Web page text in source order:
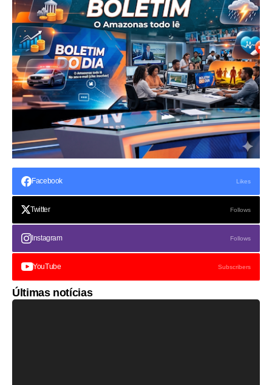
Facebook Likes
Twitter Follows
Instagram Follows
YouTube Subscribers
Últimas notícias